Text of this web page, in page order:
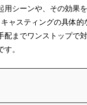
用シーンや、その効果
ャスティングの具体的
配までワンストップで
。